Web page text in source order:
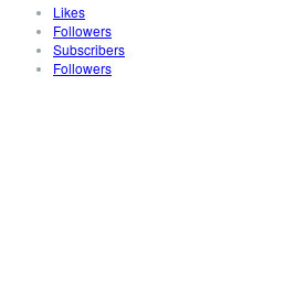
Likes
Followers
Subscribers
Followers